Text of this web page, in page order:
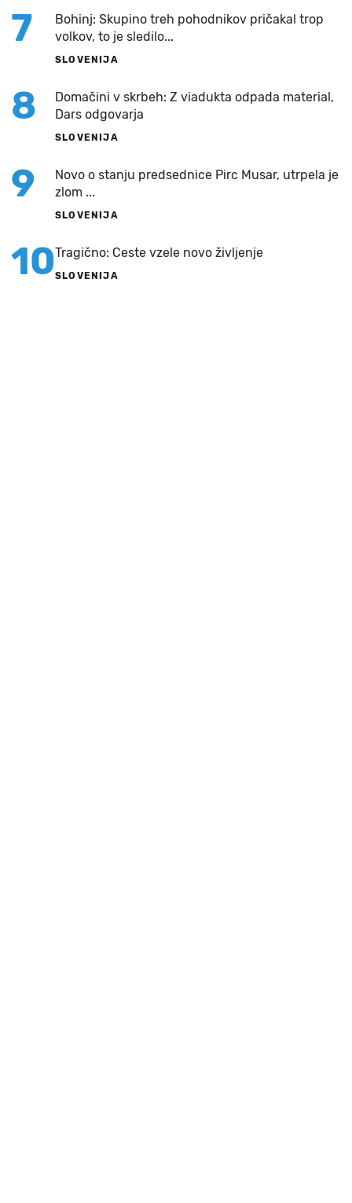
7
Bohinj: Skupino treh pohodnikov pričakal trop
volkov, to je sledilo...
SLOVENIJA
8
Domačini v skrbeh: Z viadukta odpada material,
Dars odgovarja
SLOVENIJA
9
Novo o stanju predsednice Pirc Musar, utrpela je
zlom ...
SLOVENIJA
10Tragično: Ceste vzele novo življenje
SLOVENIJA